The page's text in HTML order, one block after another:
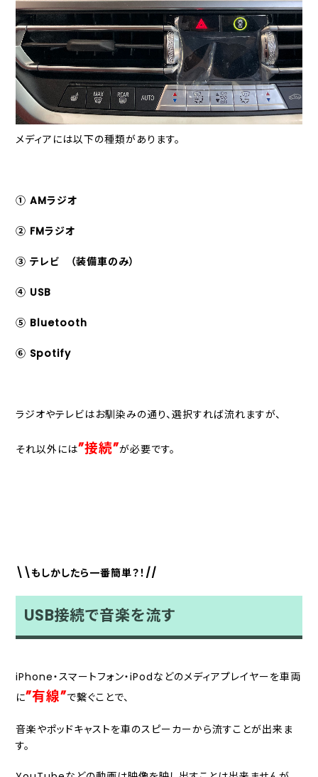
メディアには以下の種類があります。
① AMラジオ
② FMラジオ
③ テレビ （装備車のみ）
④ USB
⑤ Bluetooth
⑥ Spotify
ラジオやテレビはお馴染みの通り、選択すれば流れますが、
それ以外には”接続”が必要です。
\\もしかしたら一番簡単？！//
USB接続で音楽を流す
iPhone・スマートフォン・iPodなどのメディアプレイヤーを車両
に”有線”で繋ぐことで、
音楽やポッドキャストを車のスピーカーから流すことが出来ま
す。